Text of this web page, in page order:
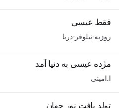
فقط عیسی
روزبه-نیلوفر-دریا
مژده عیسی به دنیا آمد
ا.امینی
تولد یافت نور جهان